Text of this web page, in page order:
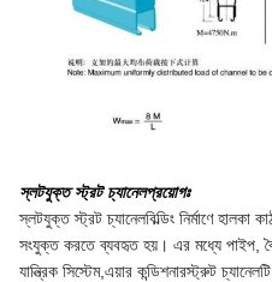
স্লটযুক্ত স্ট্রট চ্যানেলপ্রয়োগঃ
স্লটযুক্ত স্ট্রট চ্যানেলবিল্ডিং নির্মাণে
সংযুক্ত করতে ব্যবহৃত হয়। এর মধ্যে পাইপ,
যান্ত্রিক সিস্টেম,এয়ার কন্ডিশনারস্ট্রুট